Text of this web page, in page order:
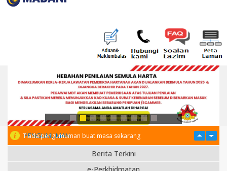
PENGUMUMAN
Tiada pengumuman buat masa sekarang
Berita Terkini